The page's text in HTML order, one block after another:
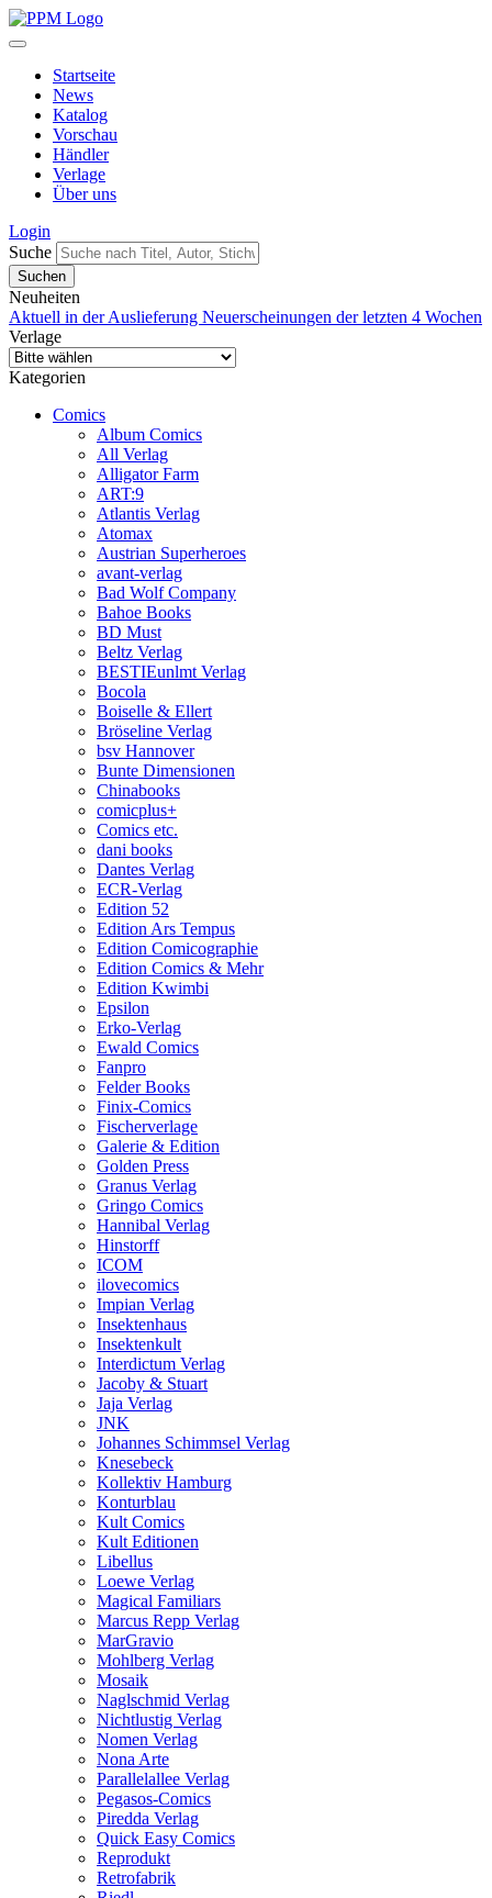
Startseite
News
Katalog
Vorschau
Händler
Verlage
Über uns
Login
Suche
Neuheiten
Aktuell in der Auslieferung Neuerscheinungen der letzten 4 Wochen
Verlage
Kategorien
Comics
Album Comics
All Verlag
Alligator Farm
ART:9
Atlantis Verlag
Atomax
Austrian Superheroes
avant-verlag
Bad Wolf Company
Bahoe Books
BD Must
Beltz Verlag
BESTIEunlmt Verlag
Bocola
Boiselle & Ellert
Bröseline Verlag
bsv Hannover
Bunte Dimensionen
Chinabooks
comicplus+
Comics etc.
dani books
Dantes Verlag
ECR-Verlag
Edition 52
Edition Ars Tempus
Edition Comicographie
Edition Comics & Mehr
Edition Kwimbi
Epsilon
Erko-Verlag
Ewald Comics
Fanpro
Felder Books
Finix-Comics
Fischerverlage
Galerie & Edition
Golden Press
Granus Verlag
Gringo Comics
Hannibal Verlag
Hinstorff
ICOM
ilovecomics
Impian Verlag
Insektenhaus
Insektenkult
Interdictum Verlag
Jacoby & Stuart
Jaja Verlag
JNK
Johannes Schimmsel Verlag
Knesebeck
Kollektiv Hamburg
Konturblau
Kult Comics
Kult Editionen
Libellus
Loewe Verlag
Magical Familiars
Marcus Repp Verlag
MarGravio
Mohlberg Verlag
Mosaik
Naglschmid Verlag
Nichtlustig Verlag
Nomen Verlag
Nona Arte
Parallelallee Verlag
Pegasos-Comics
Piredda Verlag
Quick Easy Comics
Reprodukt
Retrofabrik